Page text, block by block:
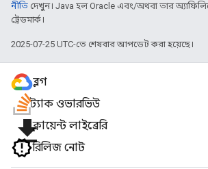
নীতি দেখুন। Java হল Oracle এবং/অথবা তার
ট্রেডমার্ক।
2025-07-25 UTC-তে শেষবার আপডেট করা হয়েছে।
ব্লগ
স্ট্যাক ওভারভিউ
file_downloadক্লায়েন্ট লাইব্রেরি
রিলিজ নোট